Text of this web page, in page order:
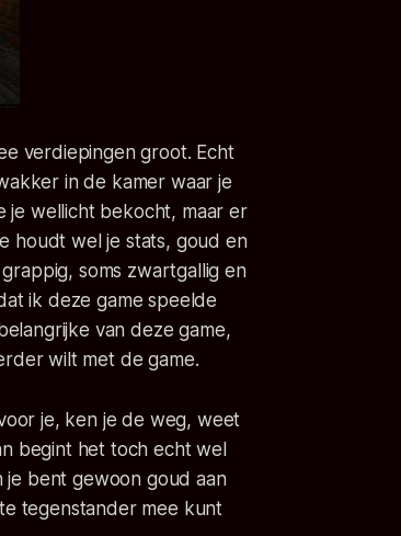
verdiepingen groot. Echt
in de kamer waar je
je wellicht bekocht, maar er
houdt wel je stats, goud en
soms zwartgallig en
ik deze game speelde
van deze game,
wilt met de game.
je, ken je de weg, weet
begint het toch echt wel
je bent gewoon goud aan
tegenstander mee kunt